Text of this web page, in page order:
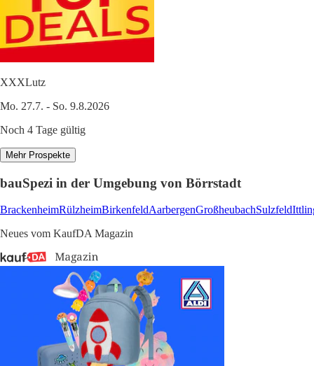
XXXLutz
Mo. 27.7. - So. 9.8.2026
Noch 4 Tage gültig
Mehr Prospekte
bauSpezi in der Umgebung von Börrstadt
BrackenheimRülzheimBirkenfeldAarbergenGroßheubachSulzfeld
Neues vom KaufDA Magazin